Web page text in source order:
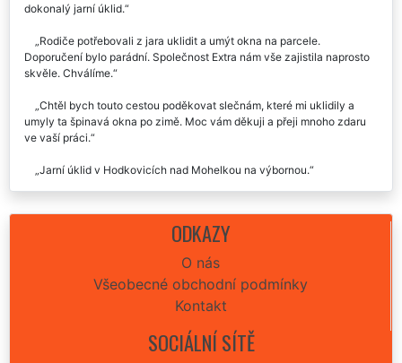
dokonalý jarní úklid.
Rodiče potřebovali z jara uklidit a umýt okna na parcele.
Doporučení bylo parádní. Společnost Extra nám vše zajistila naprosto
skvěle. Chválíme.
Chtěl bych touto cestou poděkovat slečnám, které mi uklidily a
umyly ta špinavá okna po zimě. Moc vám děkuji a přeji mnoho zdaru
ve vaší práci.
Jarní úklid v Hodkovicích nad Mohelkou na výbornou.
Mohelkou. Skla jsou jako nová, díky.
ODKAZY
O nás
Všeobecné obchodní podmínky
Kontakt
SOCIÁLNÍ SÍTĚ